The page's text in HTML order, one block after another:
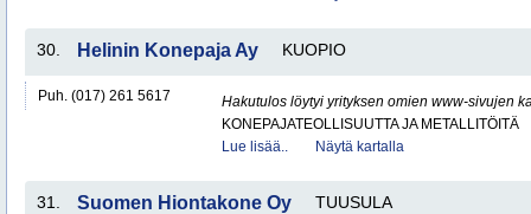
30. Helinin Konepaja Ay KUOPIO
Puh. (017) 261 5617
Hakutulos löytyi yrityksen omien www-sivujen
KONEPAJATEOLLISUUTTA JA METALLITÖITÄ
Lue lisää..
Näytä kartalla
31. Suomen Hiontakone Oy TUUSULA